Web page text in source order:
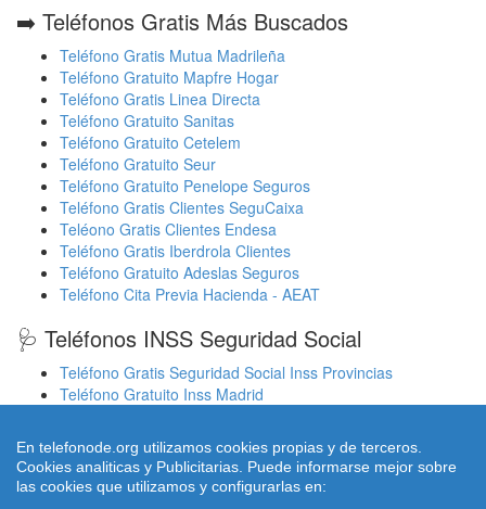
➡️ Teléfonos Gratis Más Buscados
Teléfono Gratis Mutua Madrileña
Teléfono Gratuito Mapfre Hogar
Teléfono Gratis Linea Directa
Teléfono Gratuito Sanitas
Teléfono Gratuito Cetelem
Teléfono Gratuito Seur
Teléfono Gratuito Penelope Seguros
Teléfono Gratis Clientes SeguCaixa
Teléono Gratis Clientes Endesa
Teléfono Gratis Iberdrola Clientes
Teléfono Gratuito Adeslas Seguros
Teléfono Cita Previa Hacienda - AEAT
🩺 Teléfonos INSS Seguridad Social
Teléfono Gratis Seguridad Social Inss Provincias
Teléfono Gratuito Inss Madrid
Cita Previa Sergas Médicos Galicia
Cita Previa Médicos Euskadi Osakidetza Osanet
Cita Previa Sas Intersas Andalucia
En telefonode.org utilizamos cookies propias y de terceros.
Cookies analiticas y Publicitarias. Puede informarse mejor sobre
las cookies que utilizamos y configurarlas en: